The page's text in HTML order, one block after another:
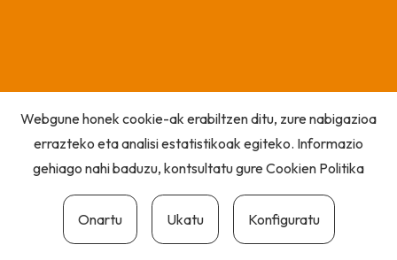
Webgune honek cookie-ak erabiltzen ditu, zure nabigazioa
errazteko eta analisi estatistikoak egiteko. Informazio
gehiago nahi baduzu, kontsultatu gureCookien Politika
Onartu Ukatu Konfiguratu